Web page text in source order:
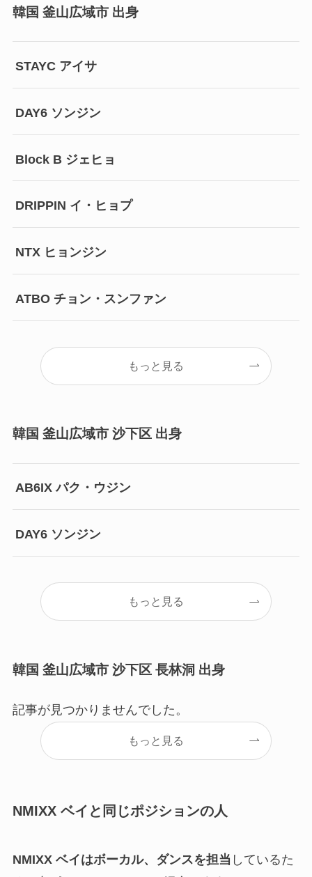
韓国 釜山広域市 出身
STAYC アイサ
DAY6 ソンジン
Block B ジェヒョ
DRIPPIN イ・ヒョプ
NTX ヒョンジン
ATBO チョン・スンファン
もっと見る
韓国 釜山広域市 沙下区 出身
AB6IX パク・ウジン
DAY6 ソンジン
もっと見る
韓国 釜山広域市 沙下区 長林洞 出身
記事が見つかりませんでした。
もっと見る
NMIXX ベイと同じポジションの人
NMIXX ベイはボーカル、ダンスを担当 しているた